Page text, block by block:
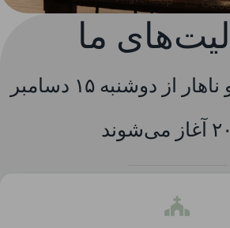
ما
لحظات قهوه و ناهار از دوشنبه ۱۵ دسامبر